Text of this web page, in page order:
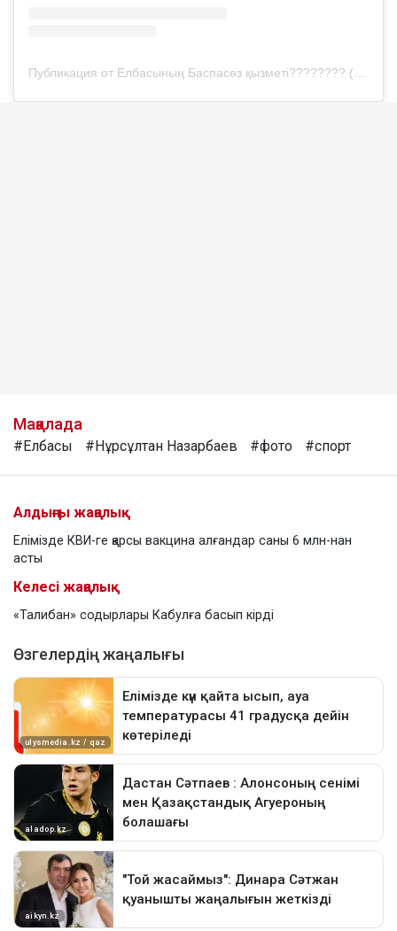
Мақалада
#Елбасы #Нұрсұлтан Назарбаев #фото #спорт
Алдыңғы жаңалық
Елімізде КВИ-ге қарсы вакцина алғандар саны 6 млн-нан
асты
Келесі жаңалық
«Талибан» содырлары Кабулға басып кірді